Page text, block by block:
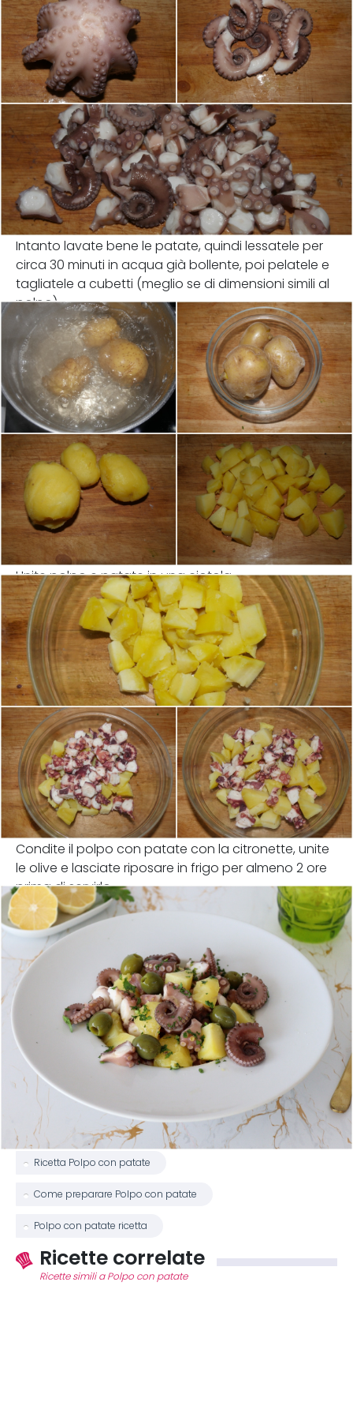
Intanto lavate bene le patate, quindi lessatele per
circa 30 minuti in acqua già bollente, poi pelatele e
tagliatele a cubetti (meglio se di dimensioni simili al
polpo).
Unite polpo e patate in una ciotola.
Condite il polpo con patate con la citronette, unite
le olive e lasciate riposare in frigo per almeno 2 ore
prima di servirlo.
Ricetta Polpo con patate
Come preparare Polpo con patate
Polpo con patate ricetta
Ricette correlate
Ricette simili a Polpo con patate